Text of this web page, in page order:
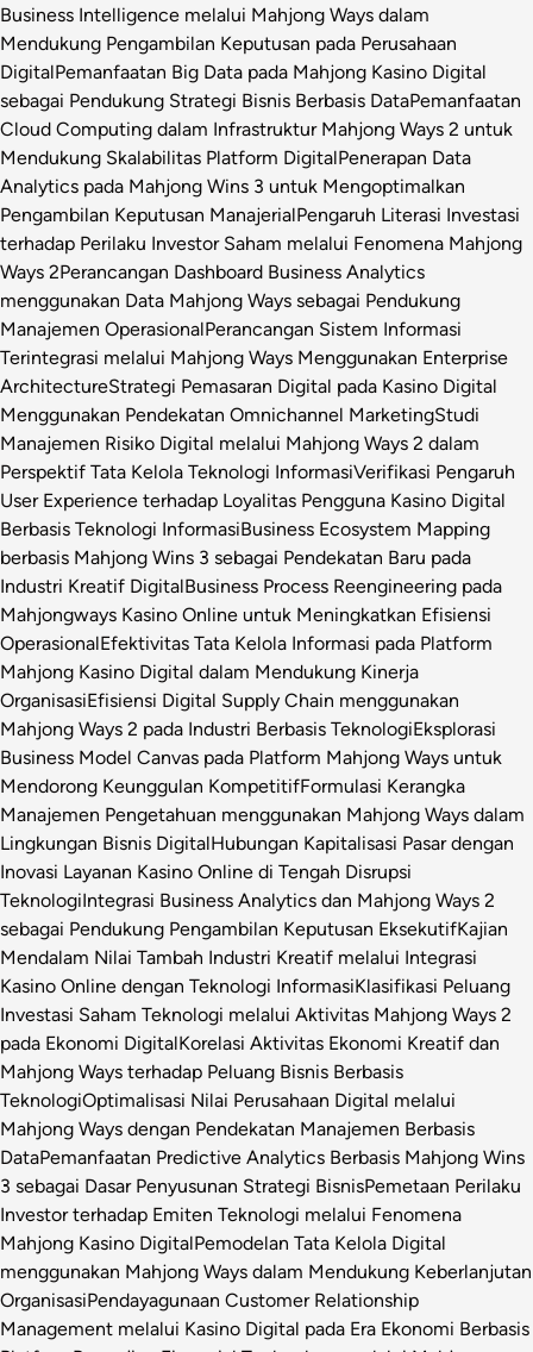
Business Intelligence melalui Mahjong Ways dalam
Mendukung Pengambilan Keputusan pada Perusahaan
DigitalPemanfaatan Big Data pada Mahjong Kasino Digital
sebagai Pendukung Strategi Bisnis Berbasis DataPemanfaatan
Cloud Computing dalam Infrastruktur Mahjong Ways 2 untuk
Mendukung Skalabilitas Platform DigitalPenerapan Data
Analytics pada Mahjong Wins 3 untuk Mengoptimalkan
Pengambilan Keputusan ManajerialPengaruh Literasi Investasi
terhadap Perilaku Investor Saham melalui Fenomena Mahjong
Ways 2Perancangan Dashboard Business Analytics
menggunakan Data Mahjong Ways sebagai Pendukung
Manajemen OperasionalPerancangan Sistem Informasi
Terintegrasi melalui Mahjong Ways Menggunakan Enterprise
ArchitectureStrategi Pemasaran Digital pada Kasino Digital
Menggunakan Pendekatan Omnichannel MarketingStudi
Manajemen Risiko Digital melalui Mahjong Ways 2 dalam
Perspektif Tata Kelola Teknologi InformasiVerifikasi Pengaruh
User Experience terhadap Loyalitas Pengguna Kasino Digital
Berbasis Teknologi InformasiBusiness Ecosystem Mapping
berbasis Mahjong Wins 3 sebagai Pendekatan Baru pada
Industri Kreatif DigitalBusiness Process Reengineering pada
Mahjongways Kasino Online untuk Meningkatkan Efisiensi
OperasionalEfektivitas Tata Kelola Informasi pada Platform
Mahjong Kasino Digital dalam Mendukung Kinerja
OrganisasiEfisiensi Digital Supply Chain menggunakan
Mahjong Ways 2 pada Industri Berbasis TeknologiEksplorasi
Business Model Canvas pada Platform Mahjong Ways untuk
Mendorong Keunggulan KompetitifFormulasi Kerangka
Manajemen Pengetahuan menggunakan Mahjong Ways dalam
Lingkungan Bisnis DigitalHubungan Kapitalisasi Pasar dengan
Inovasi Layanan Kasino Online di Tengah Disrupsi
TeknologiIntegrasi Business Analytics dan Mahjong Ways 2
sebagai Pendukung Pengambilan Keputusan EksekutifKajian
Mendalam Nilai Tambah Industri Kreatif melalui Integrasi
Kasino Online dengan Teknologi InformasiKlasifikasi Peluang
Investasi Saham Teknologi melalui Aktivitas Mahjong Ways 2
pada Ekonomi DigitalKorelasi Aktivitas Ekonomi Kreatif dan
Mahjong Ways terhadap Peluang Bisnis Berbasis
TeknologiOptimalisasi Nilai Perusahaan Digital melalui
Mahjong Ways dengan Pendekatan Manajemen Berbasis
DataPemanfaatan Predictive Analytics Berbasis Mahjong Wins
3 sebagai Dasar Penyusunan Strategi BisnisPemetaan Perilaku
Investor terhadap Emiten Teknologi melalui Fenomena
Mahjong Kasino DigitalPemodelan Tata Kelola Digital
menggunakan Mahjong Ways dalam Mendukung Keberlanjutan
OrganisasiPendayagunaan Customer Relationship
Management melalui Kasino Digital pada Era Ekonomi Berbasis